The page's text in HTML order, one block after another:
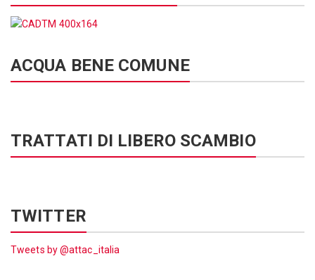
ACQUA BENE COMUNE
TRATTATI DI LIBERO SCAMBIO
TWITTER
Tweets by @attac_italia